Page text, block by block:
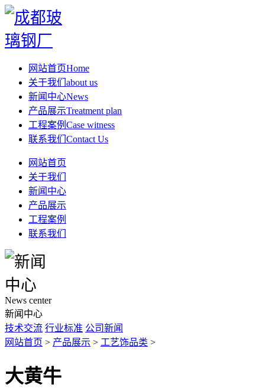
网站首页Home
关于我们 about us
新闻中心News
产品展示Treatment plan
工程案例 Case witness
联系我们 Contact Us
网站首页
关于我们
新闻中心
产品展示
工程案例
联系我们
News center
新闻中心
技术交流 行业标准 公司新闻
网站首页 > 产品展示 > 工艺饰品类 >
大黄牛